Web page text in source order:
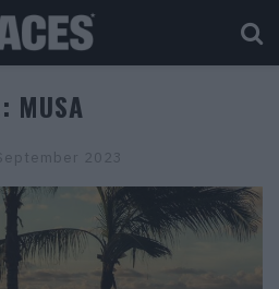
MUSA
2023